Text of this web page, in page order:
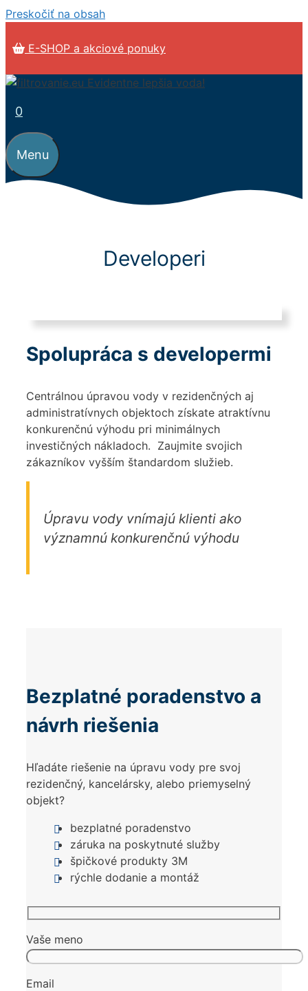
Preskočiť na obsah
E-SHOP a akciové ponuky
0
Menu
Developeri
Spolupráca s developermi
Centrálnou úpravou vody v rezidenčných aj
administratívnych objektoch získate atraktívnu
konkurenčnú výhodu pri minimálnych
investičných nákladoch. Zaujmite svojich
zákazníkov vyšším štandardom služieb.
Úpravu vody vnímajú klienti ako
významnú konkurenčnú výhodu
Bezplatné poradenstvo a
návrh riešenia
Hľadáte riešenie na úpravu vody pre svoj
rezidenčný, kancelársky, alebo priemyselný
objekt?
bezplatné poradenstvo
záruka na poskytnuté služby
špičkové produkty 3M
rýchle dodanie a montáž
Vaše meno
Email